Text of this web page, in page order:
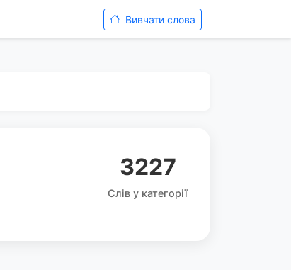
Вивчати слова
3227
Слів у категорії